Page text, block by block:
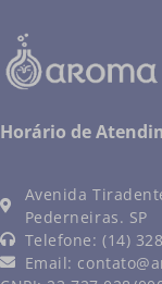
Horário de
Avenida
Pederneiras. SP
Telefone: (14)
Email: